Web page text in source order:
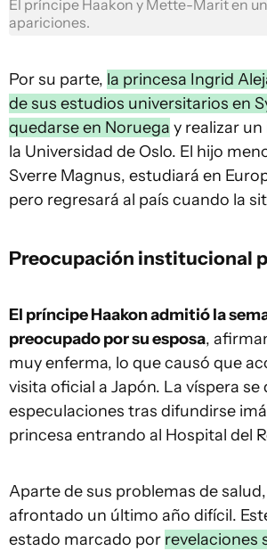
El príncipe Haakon y Mette-Marit en
apariciones.
Por su parte, la princesa Ingrid
de sus estudios universitarios en
quedarse en Noruega y realizar
la Universidad de Oslo. El hijo
Sverre Magnus, estudiará en
pero regresará al país cuando la
Preocupación institucional
El príncipe Haakon admitió la
preocupado por su esposa,
muy enferma, lo que causó que
visita oficial a Japón. La víspera se
especulaciones tras difundirse
princesa entrando al Hospital del
Aparte de sus problemas de
afrontado un último año difícil.
estado marcado por revelaciones